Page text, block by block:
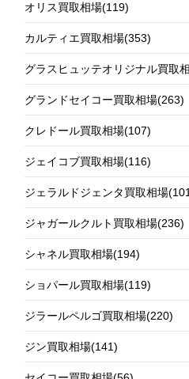
オリス買取相場(119)
カルティエ買取相場(353)
グラスヒュッテオリジナル買取
グランドセイコー買取相場(263)
クレドール買取相場(107)
ジェイコブ買取相場(116)
ジェラルドジェンタ買取相場
ジャガールクルト買取相場(236)
シャネル買取相場(194)
ショパール買取相場(119)
ジラールペルゴ買取相場(220)
ジン買取相場(141)